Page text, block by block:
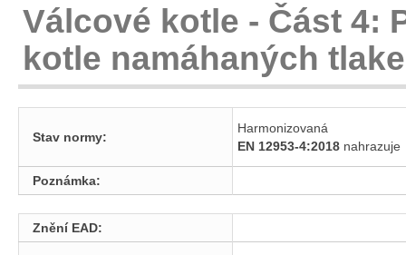
Válcové kotle - Část 4:
kotle namáhaných
Stav normy:
Harmonizovaná
EN 12953-4:2018
Poznámka:
Znění EAD: